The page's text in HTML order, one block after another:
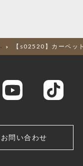
【s02520】カーペッ
お問い合わせ